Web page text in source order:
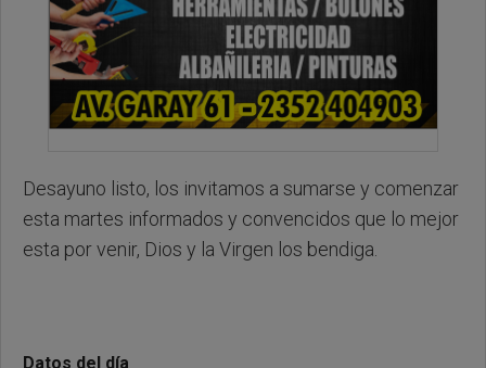
Desayuno listo, los invitamos a sumarse y comenzar
esta martes informados y convencidos que lo mejor
esta por venir, Dios y la Virgen los bendiga.
Datos del día